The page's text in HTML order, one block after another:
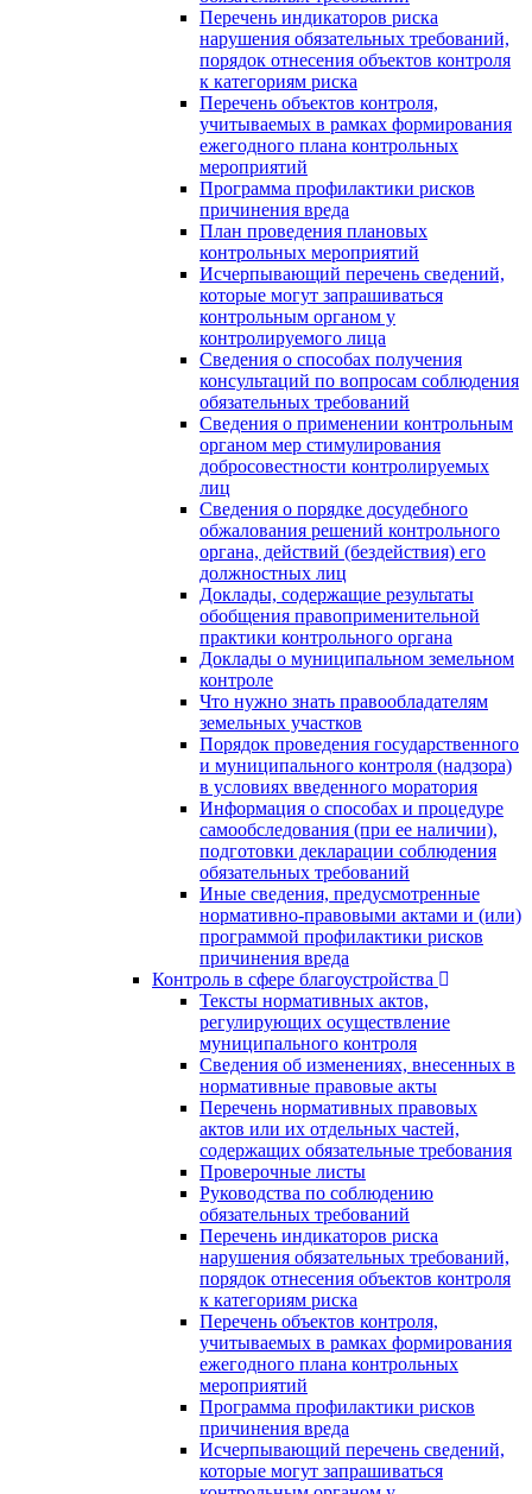
Перечень индикаторов риска
нарушения обязательных требований,
порядок отнесения объектов контроля
к категориям риска
Перечень объектов контроля,
учитываемых в рамках формирования
ежегодного плана контрольных
мероприятий
Программа профилактики рисков
причинения вреда
План проведения плановых
контрольных мероприятий
Исчерпывающий перечень сведений,
которые могут запрашиваться
контрольным органом у
контролируемого лица
Сведения о способах получения
консультаций по вопросам соблюдения
обязательных требований
Сведения о применении контрольным
органом мер стимулирования
добросовестности контролируемых
лиц
Сведения о порядке досудебного
обжалования решений контрольного
органа, действий (бездействия) его
должностных лиц
Доклады, содержащие результаты
обобщения правоприменительной
практики контрольного органа
Доклады о муниципальном земельном
контроле
Что нужно знать правообладателям
земельных участков
Порядок проведения государственного
и муниципального контроля (надзора)
в условиях введенного моратория
Информация о способах и процедуре
самообследования (при ее наличии),
подготовки декларации соблюдения
обязательных требований
Иные сведения, предусмотренные
нормативно-правовыми актами и (или)
программой профилактики рисков
причинения вреда
Контроль в сфере благоустройства
Тексты нормативных актов,
регулирующих осуществление
муниципального контроля
Сведения об изменениях, внесенных в
нормативные правовые акты
Перечень нормативных правовых
актов или их отдельных частей,
содержащих обязательные требования
Проверочные листы
Руководства по соблюдению
обязательных требований
Перечень индикаторов риска
нарушения обязательных требований,
порядок отнесения объектов контроля
к категориям риска
Перечень объектов контроля,
учитываемых в рамках формирования
ежегодного плана контрольных
мероприятий
Программа профилактики рисков
причинения вреда
Исчерпывающий перечень сведений,
которые могут запрашиваться